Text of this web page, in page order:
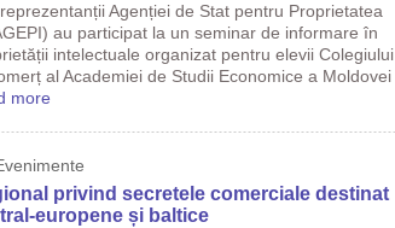
Agenției de Stat pentru Proprietatea
au participat la un seminar de informare în
intelectuale organizat pentru elevii Colegiului
al Academiei de Studii Economice a Moldovei
more
privind secretele comerciale destinat
europene și baltice